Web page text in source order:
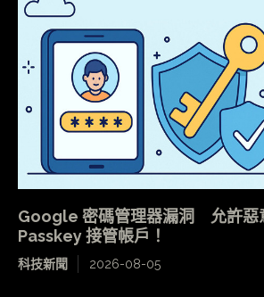
Google 密碼管理器漏洞 允許惡
Passkey 接管帳戶！
科技新聞 2026-08-05